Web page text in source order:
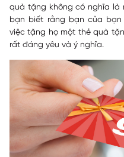
quà tặng không có nghĩa là
bạn biết rằng bạn của
việc tặng họ một thẻ quà
rất đáng yêu và ý nghĩa.